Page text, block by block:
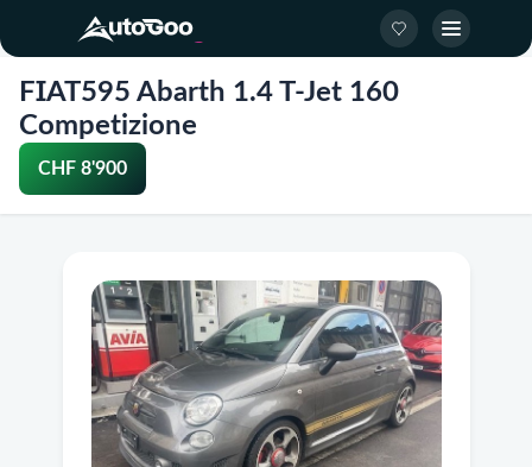
FIAT595 Abarth 1.4 T-Jet 160
Competizione
CHF 8'900